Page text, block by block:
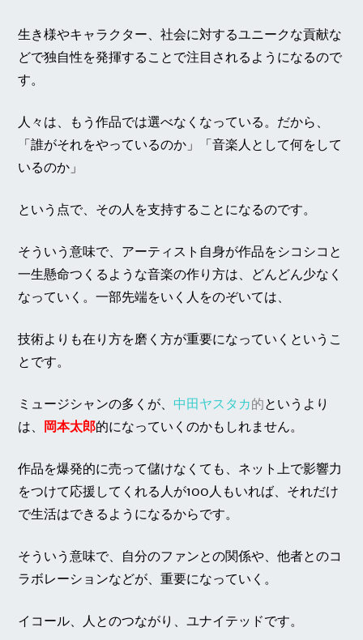
生き様やキャラクター、社会に対するユニークな貢献な
どで独自性を発揮することで注目されるようになるので
す。
人々は、もう作品では選べなくなっている。だから、
「誰がそれをやっているのか」「音楽人として何をして
いるのか」
という点で、その人を支持することになるのです。
そういう意味で、アーティスト自身が作品をシコシコと
一生懸命つくるような音楽の作り方は、どんどん少なく
なっていく。一部先端をいく人をのぞいては、
技術よりも在り方を磨く方が重要になっていくというこ
とです。
ミュージシャンの多くが、 中田ヤスタカ的というより
は、
岡本太郎的になっていくのかもしれません。
作品を爆発的に売って儲けなくても、ネット上で影響力
をつけて応援してくれる人が100人もいれば、それだけ
で生活はできるようになるからです。
そういう意味で、自分のファンとの関係や、他者とのコ
ラボレーションなどが、重要になっていく。
イコール、人とのつながり、ユナイテッドです。